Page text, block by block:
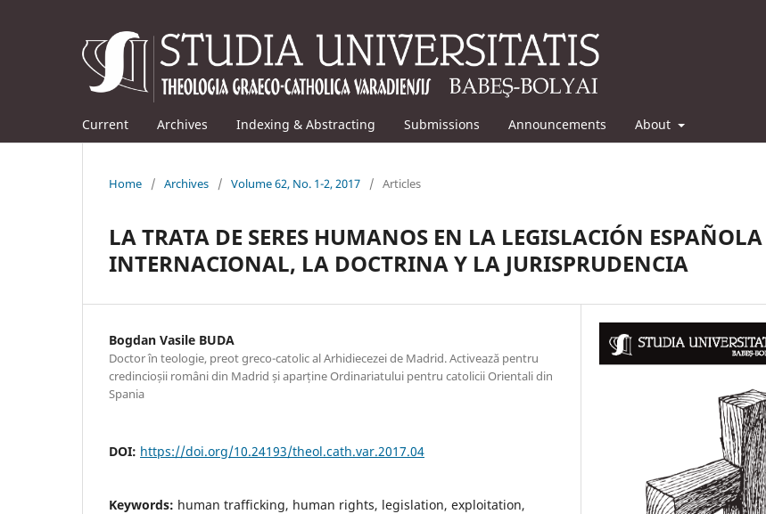
Current Archives Indexing & Abstracting Submissions Announcements About
Home / Archives / Volume 62, No. 1-2, 2017 / Articles
LA TRATA DE SERES HUMANOS EN LA LEGISLACIÓN ESPAÑOLA
INTERNACIONAL, LA DOCTRINA Y LA JURISPRUDENCIA
Bogdan Vasile BUDA
Doctor în teologie, preot greco-catolic al Arhidiecezei de Madrid. Activează pentru
credincioșii români din Madrid și aparține Ordinariatului pentru catolicii Orientali din
Spania
DOI: https://doi.org/10.24193/theol.cath.var.2017.04
Keywords: human trafficking, human rights, legislation, exploitation,